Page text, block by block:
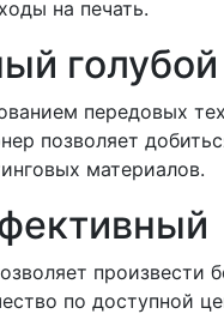
на печать.
передовых
позволяет
материалов.
по доступной